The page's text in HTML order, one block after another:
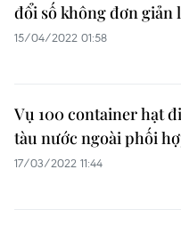
đổi số không đơn giản
15/04/2022 01:58
Vụ 100 container hạt
tàu nước ngoài phối
17/03/2022 11:44